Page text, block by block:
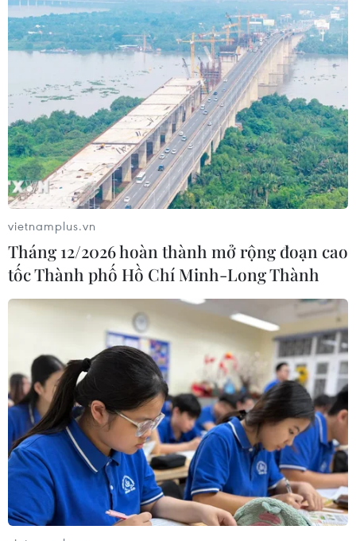
vietnamplus.vn
Tháng 12/2026 hoàn thành mở rộng đoạn cao
tốc Thành phố Hồ Chí Minh-Long Thành